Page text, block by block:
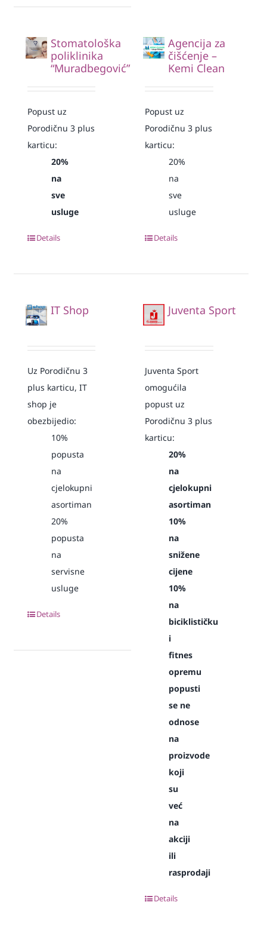
Stomatološka
poliklinika
“Muradbegović”
Popust uz
Porodičnu 3 plus
karticu:
20%
na
sve
usluge
Details
Agencija za
čišćenje –
Kemi Clean
Popust uz
Porodičnu 3 plus
karticu:
20%
na
sve
usluge
Details
IT Shop
Uz Porodičnu 3
plus karticu, IT
shop je
obezbijedio:
10%
popusta
na
cjelokupni
asortiman
20%
popusta
na
servisne
usluge
Details
Juventa Sport
Juventa Sport
omogućila
popust uz
Porodičnu 3 plus
karticu:
20%
na
cjelokupni
asortiman
10%
na
snižene
cijene
10%
na
biciklističku
i
fitnes
opremu
popusti
se ne
odnose
na
proizvode
koji
su
već
na
akciji
ili
rasprodaji
Details